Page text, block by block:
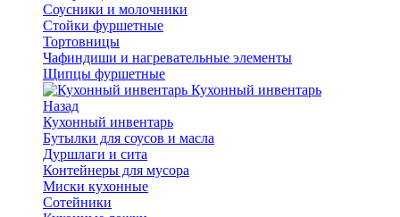
Соусники и молочники
Стойки фуршетные
Тортовницы
Чафиндиши и нагревательные элементы
Щипцы фуршетные
Кухонный инвентарь
Назад
Кухонный инвентарь
Бутылки для соусов и масла
Дуршлаги и сита
Контейнеры для мусора
Миски кухонные
Сотейники